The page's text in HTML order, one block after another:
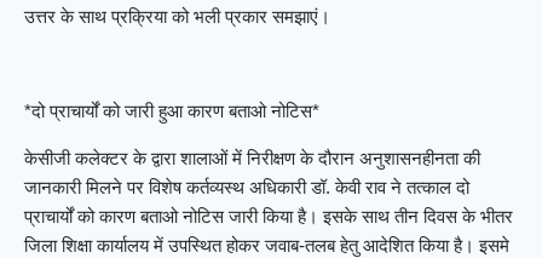
उत्तर के साथ प्रक्रिया को भली प्रकार समझाएं।
*दो प्राचार्यों को जारी हुआ कारण बताओ नोटिस*
केसीजी कलेक्टर के द्वारा शालाओं में निरीक्षण के दौरान अनुशासनहीनता की
जानकारी मिलने पर विशेष कर्तव्यस्थ अधिकारी डॉ. केवी राव ने तत्काल दो
प्राचार्यों को कारण बताओ नोटिस जारी किया है। इसके साथ तीन दिवस के भीतर
जिला शिक्षा कार्यालय में उपस्थित होकर जवाब-तलब हेतु आदेशित किया है। इसमे